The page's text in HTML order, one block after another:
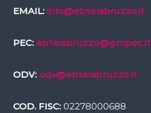
EMAIL: info@ebterabruzzo.it
PEC: ebterabruzzo@gmpec.it
ODV: odv@ebterabruzzo.it
COD. FISC:02278000688